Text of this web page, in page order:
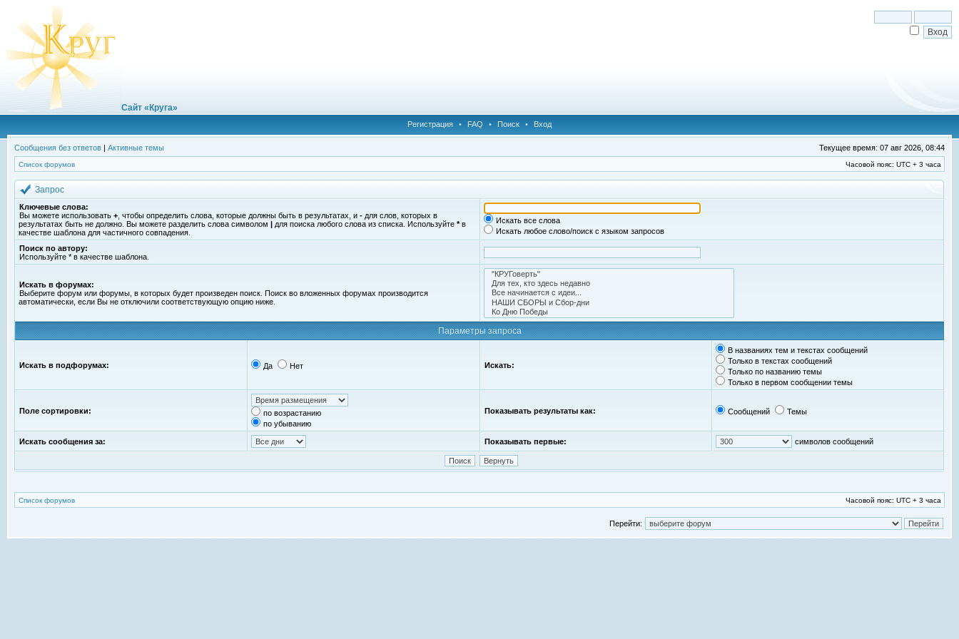
Сайт «Круга»
Регистрация • FAQ • Поиск • Вход
Сообщения без ответов | Активные темы Текущее время: 07 авг 2026, 08:44
Список форумов Часовой пояс: UTC + 3 часа
Запрос
Ключевые слова:
Вы можете использовать + , чтобы определить слова, которые должны быть в результатах, и - для слов, которых в
результатах быть не должно. Вы можете разделить слова символом | для поиска любого слова из списка. Используйте *в
качестве шаблона для частичного совпадения.
Искать все слова
Искать любое слово/поиск с языком запросов
Поиск по автору:
Используйте * в качестве шаблона.
Искать в форумах:
Выберите форум или форумы, в которых будет произведен поиск. Поиск во вложенных форумах производится
автоматически, если Вы не отключили соответствующую опцию ниже.
Параметры запроса
Искать в подфорумах: Да Нет Искать:
В названиях тем и текстах сообщений
Только в текстах сообщений
Только по названию темы
Только в первом сообщении темы
Поле сортировки:
по возрастанию
по убыванию
Показывать результаты как: Сообщений Темы
Искать сообщения за: Показывать первые: символов сообщений
Список форумов Часовой пояс: UTC + 3 часа
Перейти: